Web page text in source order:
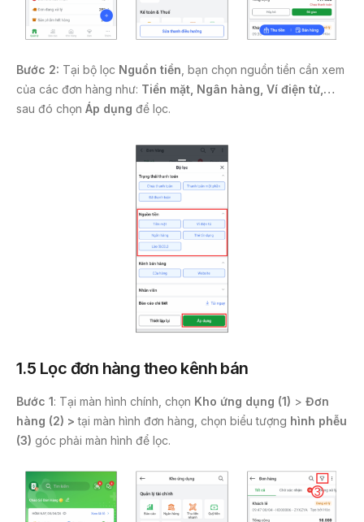
Bước 2: Tại bộ lọc Nguồn tiền , bạn chọn nguồn tiền cần xem
của các đơn hàng như: Tiền mặt, Ngân hàng, Ví điện tử,…
sau đó chọn Áp dụng để lọc.
1.5 Lọc đơn hàng theo kênh bán
Bước 1: Tại màn hình chính, chọn Kho ứng dụng (1) > Đơn
hàng (2) >tại màn hình đơn hàng, chọn biểu tượng hình phễu
(3) góc phải màn hình để lọc.